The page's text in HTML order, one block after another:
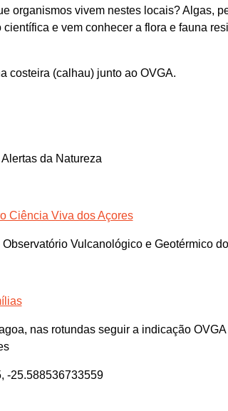
organismos vivem nestes locais? Algas,
e vem conhecer a flora e fauna
costeira (calhau) junto ao OVGA.
da Natureza
Ciência Viva dos Açores
Observatório Vulcanológico e Geotérmico
nas rotundas seguir a indicação
-25.588536733559